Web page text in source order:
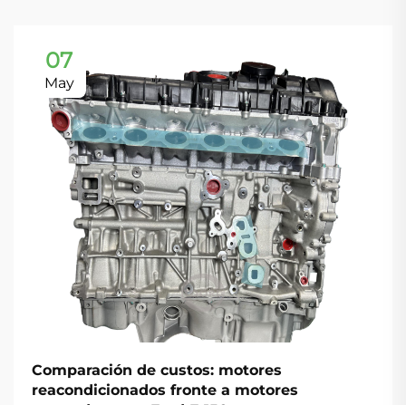
07
May
Comparación de custos: motores
reacondicionados fronte a motores